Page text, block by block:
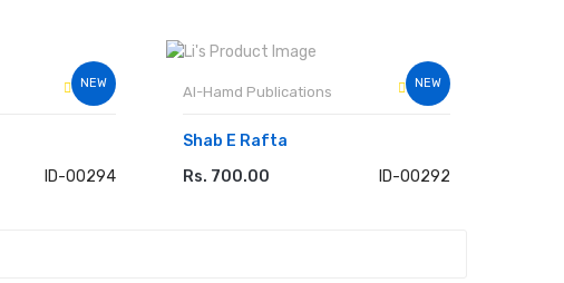
NEW
ID-00294
NEW
Al-Hamd Publications
Shab E Rafta
Rs. 700.00
ID-00292
ADD TO CART